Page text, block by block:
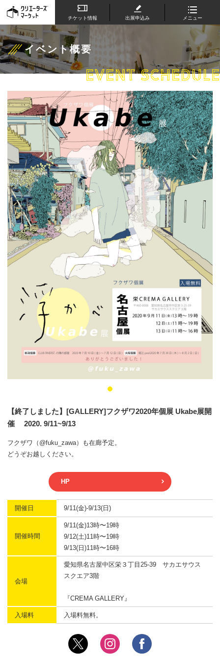
イベント概要
EVENT SCHEDULE
【終了しました】[GALLERY]フクザワ2020年個展 Ukabe展開
催 2020. 9/11~9/13
フクザワ（@fuku_zawa）も在廊予定。
どうぞお越しください。
HP
開催日 9/11(金)-9/13(日)
開催時間
9/11(金)13時〜19時
9/12(土)11時〜19時
9/13(日)11時〜16時
会場
愛知県名古屋中区栄３丁目25-39 サカエサウス
スクエア3階
『CREMA GALLERY』
入場料 入場料無料。
チケット情報 出展申込み メニュー